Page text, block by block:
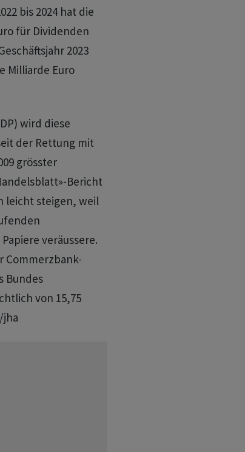
bis 2024 hat die
für Dividenden
2023
Milliarde Euro
wird diese
der Rettung mit
grösster
Bericht
leicht steigen, weil
veräussere.
Commerzbank-
Bundes
von 15,75
jha